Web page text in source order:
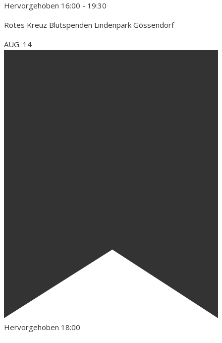
Hervorgehoben 16:00 - 19:30
Rotes Kreuz Blutspenden Lindenpark Gössendorf
AUG. 14
Hervorgehoben 18:00